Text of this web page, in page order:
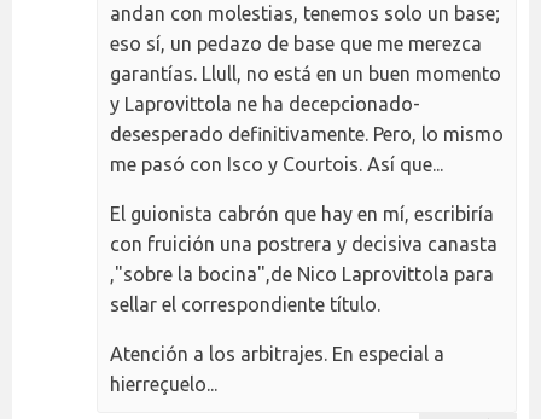
andan con molestias, tenemos solo un base;
eso sí, un pedazo de base que me merezca
garantías. Llull, no está en un buen momento
y Laprovittola ne ha decepcionado-
desesperado definitivamente. Pero, lo mismo
me pasó con Isco y Courtois. Así que...
El guionista cabrón que hay en mí, escribiría
con fruición una postrera y decisiva canasta
,"sobre la bocina",de Nico Laprovittola para
sellar el correspondiente título.
Atención a los arbitrajes. En especial a
hierreçuelo...